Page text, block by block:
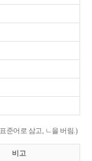
준어로 삼고, ㄴ을 버림.)
비고